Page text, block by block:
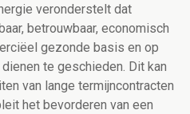
veronderstelt dat
betrouwbaar, economisch
gezonde basis en op
te geschieden. Dit kan
van lange termijncontracten
het bevorderen van een